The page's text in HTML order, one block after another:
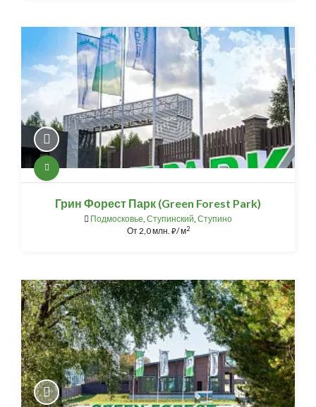
Грин Форест Парк (Green Forest Park)
Подмосковье, Ступинский, Ступино
От2,0 млн. ⃏/ м2